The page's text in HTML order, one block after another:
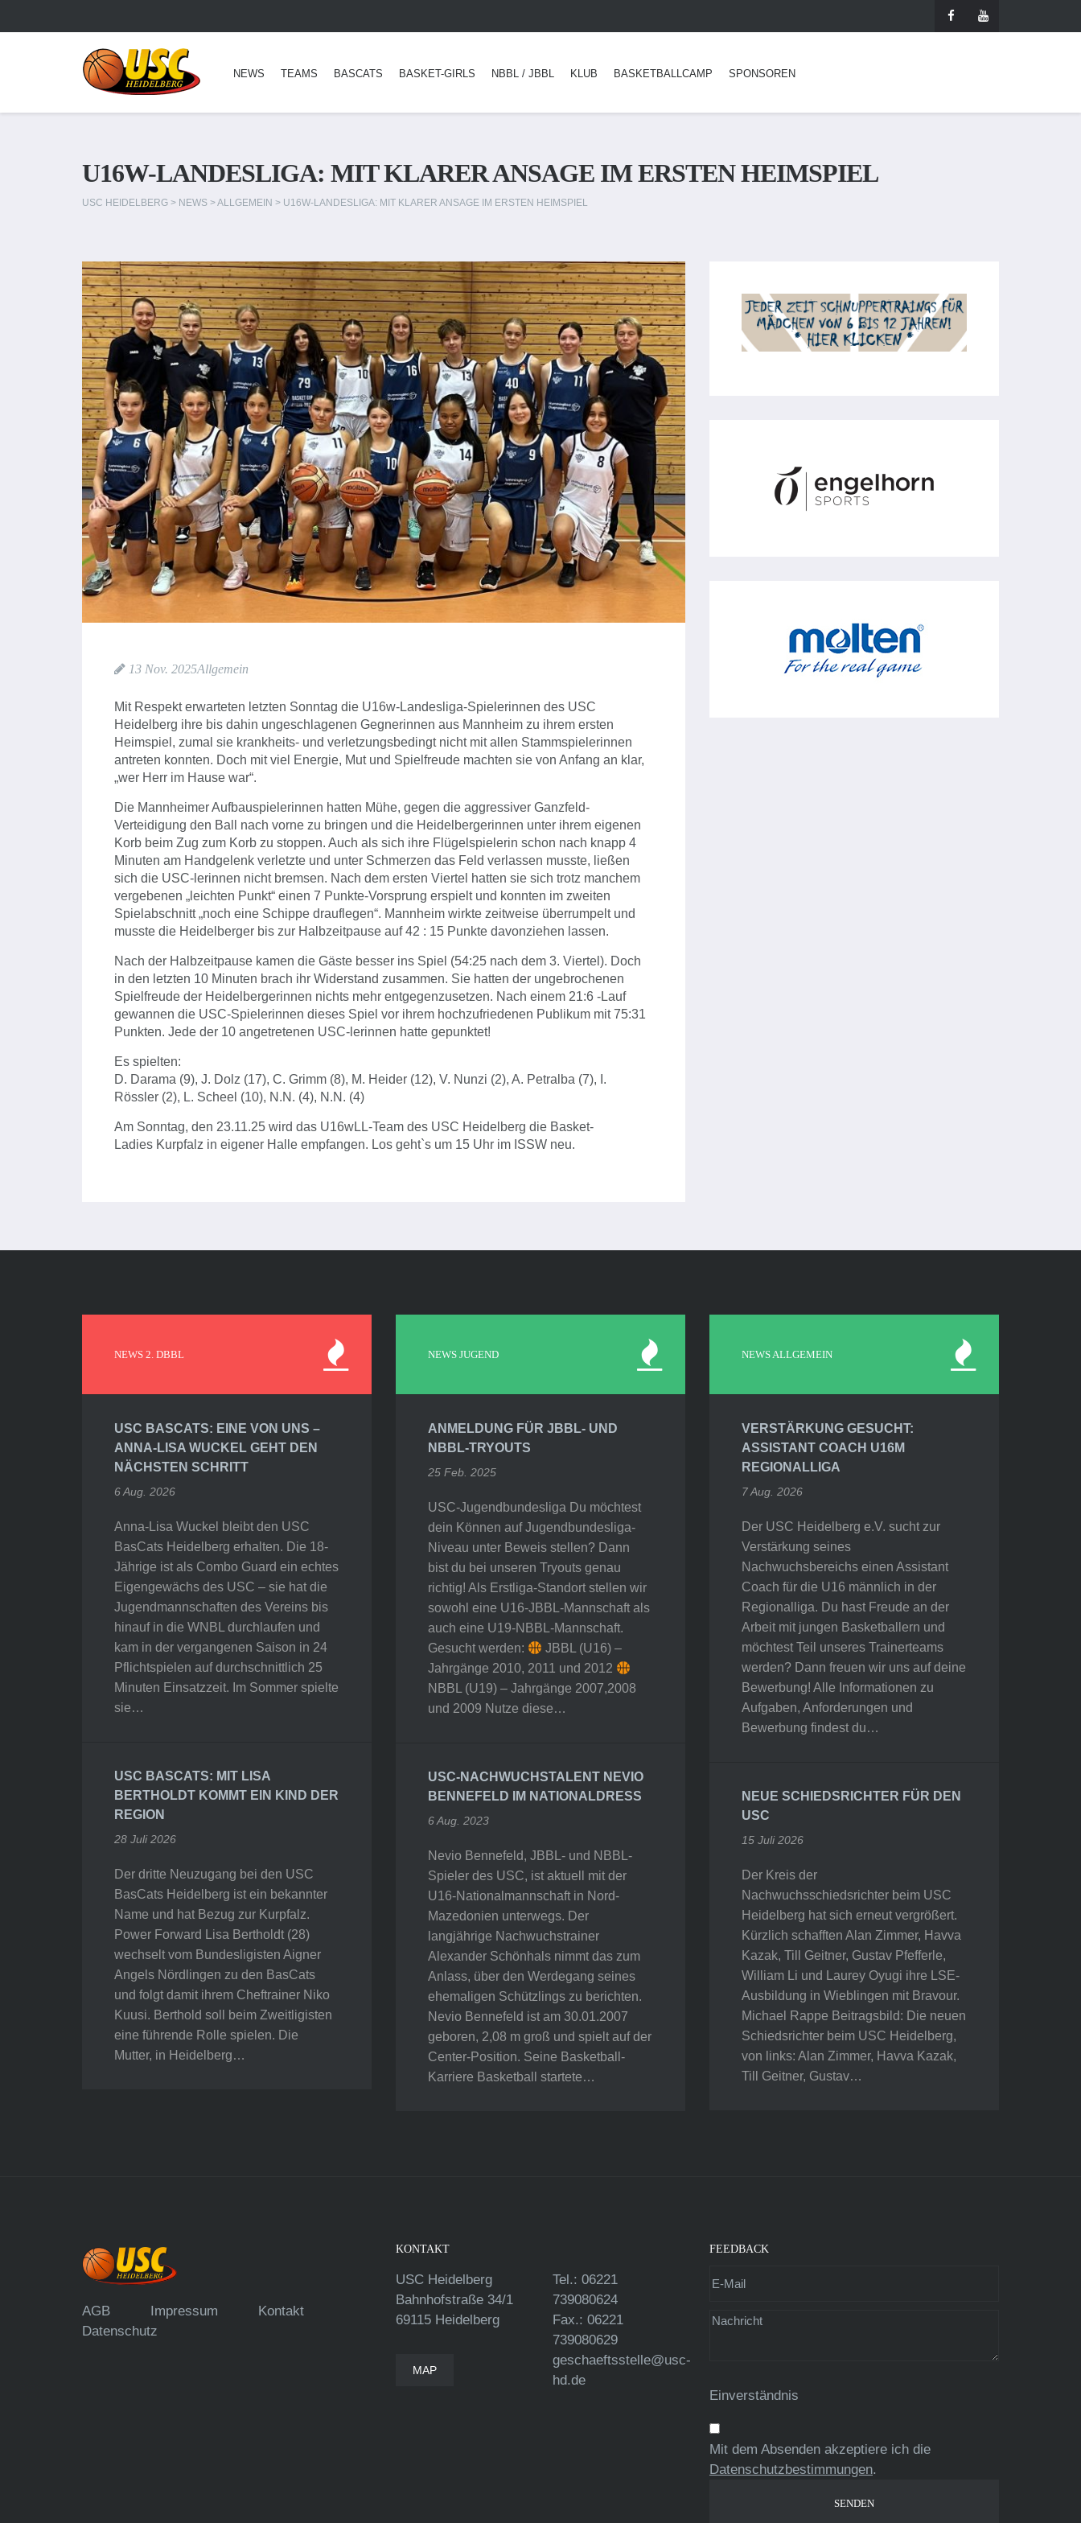
NEWS TEAMS BASCATS BASKET-GIRLS NBBL / JBBL KLUB BASKETBALLCAMP SPONSOREN
U16W-LANDESLIGA: MIT KLARER ANSAGE IM ERSTEN HEIMSPIEL
USC HEIDELBERG > NEWS >ALLGEMEIN > U16W-LANDESLIGA: MIT KLARER ANSAGE IM ERSTEN HEIMSPIEL
13 Nov. 2025Allgemein
Mit Respekt erwarteten letzten Sonntag die U16w-Landesliga-Spielerinnen des USC
Heidelberg ihre bis dahin ungeschlagenen Gegnerinnen aus Mannheim zu ihrem ersten
Heimspiel, zumal sie krankheits- und verletzungsbedingt nicht mit allen Stammspielerinnen
antreten konnten. Doch mit viel Energie, Mut und Spielfreude machten sie von Anfang an klar,
„wer Herr im Hause war“.
Die Mannheimer Aufbauspielerinnen hatten Mühe, gegen die aggressiver Ganzfeld-
Verteidigung den Ball nach vorne zu bringen und die Heidelbergerinnen unter ihrem eigenen
Korb beim Zug zum Korb zu stoppen. Auch als sich ihre Flügelspielerin schon nach knapp 4
Minuten am Handgelenk verletzte und unter Schmerzen das Feld verlassen musste, ließen
sich die USC-lerinnen nicht bremsen. Nach dem ersten Viertel hatten sie sich trotz manchem
vergebenen „leichten Punkt“ einen 7 Punkte-Vorsprung erspielt und konnten im zweiten
Spielabschnitt „noch eine Schippe drauflegen“. Mannheim wirkte zeitweise überrumpelt und
musste die Heidelberger bis zur Halbzeitpause auf 42 : 15 Punkte davonziehen lassen.
Nach der Halbzeitpause kamen die Gäste besser ins Spiel (54:25 nach dem 3. Viertel). Doch
in den letzten 10 Minuten brach ihr Widerstand zusammen. Sie hatten der ungebrochenen
Spielfreude der Heidelbergerinnen nichts mehr entgegenzusetzen. Nach einem 21:6 -Lauf
gewannen die USC-Spielerinnen dieses Spiel vor ihrem hochzufriedenen Publikum mit 75:31
Punkten. Jede der 10 angetretenen USC-lerinnen hatte gepunktet!
Es spielten:
D. Darama (9), J. Dolz (17), C. Grimm (8), M. Heider (12), V. Nunzi (2), A. Petralba (7), I.
Rössler (2), L. Scheel (10), N.N. (4), N.N. (4)
Am Sonntag, den 23.11.25 wird das U16wLL-Team des USC Heidelberg die Basket-
Ladies Kurpfalz in eigener Halle empfangen. Los geht`s um 15 Uhr im ISSW neu.
NEWS 2. DBBL
USC BASCATS: EINE VON UNS –
ANNA-LISA WUCKEL GEHT DEN
NÄCHSTEN SCHRITT
6 Aug. 2026
Anna-Lisa Wuckel bleibt den USC
BasCats Heidelberg erhalten. Die 18-
Jährige ist als Combo Guard ein echtes
Eigengewächs des USC – sie hat die
Jugendmannschaften des Vereins bis
hinauf in die WNBL durchlaufen und
kam in der vergangenen Saison in 24
Pflichtspielen auf durchschnittlich 25
Minuten Einsatzzeit. Im Sommer spielte
sie…
USC BASCATS: MIT LISA
BERTHOLDT KOMMT EIN KIND DER
REGION
28 Juli 2026
Der dritte Neuzugang bei den USC
BasCats Heidelberg ist ein bekannter
Name und hat Bezug zur Kurpfalz.
Power Forward Lisa Bertholdt (28)
wechselt vom Bundesligisten Aigner
Angels Nördlingen zu den BasCats
und folgt damit ihrem Cheftrainer Niko
Kuusi. Berthold soll beim Zweitligisten
eine führende Rolle spielen. Die
Mutter, in Heidelberg…
NEWS JUGEND
ANMELDUNG FÜR JBBL- UND
NBBL-TRYOUTS
25 Feb. 2025
USC-Jugendbundesliga Du möchtest
dein Können auf Jugendbundesliga-
Niveau unter Beweis stellen? Dann
bist du bei unseren Tryouts genau
richtig! Als Erstliga-Standort stellen wir
sowohl eine U16-JBBL-Mannschaft als
auch eine U19-NBBL-Mannschaft.
Gesucht werden:
JBBL (U16) –
Jahrgänge 2010, 2011 und 2012
NBBL (U19) – Jahrgänge 2007,2008
und 2009 Nutze diese…
USC-NACHWUCHSTALENT NEVIO
BENNEFELD IM NATIONALDRESS
6 Aug. 2023
Nevio Bennefeld, JBBL- und NBBL-
Spieler des USC, ist aktuell mit der
U16-Nationalmannschaft in Nord-
Mazedonien unterwegs. Der
langjährige Nachwuchstrainer
Alexander Schönhals nimmt das zum
Anlass, über den Werdegang seines
ehemaligen Schützlings zu berichten.
Nevio Bennefeld ist am 30.01.2007
geboren, 2,08 m groß und spielt auf der
Center-Position. Seine Basketball-
Karriere Basketball startete…
NEWS ALLGEMEIN
VERSTÄRKUNG GESUCHT:
ASSISTANT COACH U16M
REGIONALLIGA
7 Aug. 2026
Der USC Heidelberg e.V. sucht zur
Verstärkung seines
Nachwuchsbereichs einen Assistant
Coach für die U16 männlich in der
Regionalliga. Du hast Freude an der
Arbeit mit jungen Basketballern und
möchtest Teil unseres Trainerteams
werden? Dann freuen wir uns auf deine
Bewerbung! Alle Informationen zu
Aufgaben, Anforderungen und
Bewerbung findest du…
NEUE SCHIEDSRICHTER FÜR DEN
USC
15 Juli 2026
Der Kreis der
Nachwuchsschiedsrichter beim USC
Heidelberg hat sich erneut vergrößert.
Kürzlich schafften Alan Zimmer, Havva
Kazak, Till Geitner, Gustav Pfefferle,
William Li und Laurey Oyugi ihre LSE-
Ausbildung in Wieblingen mit Bravour.
Michael Rappe Beitragsbild: Die neuen
Schiedsrichter beim USC Heidelberg,
von links: Alan Zimmer, Havva Kazak,
Till Geitner, Gustav…
AGB Impressum
Kontakt
Datenschutz
KONTAKT
USC Heidelberg
Bahnhofstraße 34/1
69115 Heidelberg
MAP
Tel.: 06221
739080624
Fax.: 06221
739080629
geschaeftsstelle@usc-
hd.de
FEEDBACK
Einverständnis
Mit dem Absenden akzeptiere ich die
Datenschutzbestimmungen.